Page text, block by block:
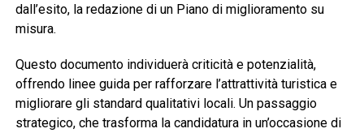
dall’esito, la redazione di un Piano di miglioramento su
misura.
Questo documento individuerà criticità e potenzialità,
offrendo linee guida per rafforzare l’attrattività turistica e
migliorare gli standard qualitativi locali. Un passaggio
strategico, che trasforma la candidatura in un’occasione di